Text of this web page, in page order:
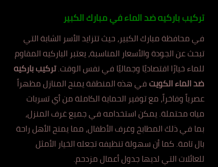
تركيب باركيه ضد الماء في مبارك الكبير
في محافظة مبارك الكبير، حيث تتزايد الأسر الشابة التي
تبحث عن الجودة والأسعار المناسبة، يعتبر الباركيه المقاوم
للماء خيارًا اقتصاديًا وجماليًا في نفس الوقت.تركيب باركيه
ضد الماء الكويتفي هذه المنطقة يمنح المنازل مظهراً
عصرياً وفاخراً، مع توفير الحماية الكاملة من أي تسربات
مياه محتملة. يمكن استخدامه في جميع غرف المنزل،
بما في ذلك المطابخ وغرف الأطفال، مما يمنح الأهل راحة
بال تامة. كما أن سهولة تنظيفه تجعله الخيار الأمثل
للعائلات التي لديها جدول أعمال مزدحم.